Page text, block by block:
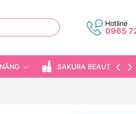
Hotline
0965
SAKURA BEAUTY